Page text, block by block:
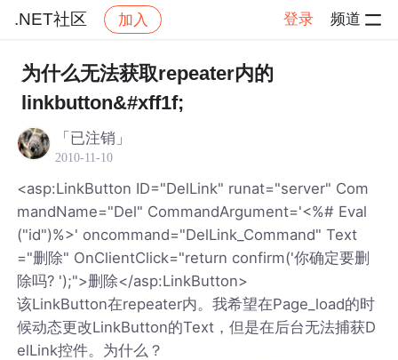
.NET社区 加入 登录 频道
社区 .NET社区
为什么无法获取repeater内的
linkbutton&#xff1f;
「已注销」
2010-11-10
<asp:LinkButton ID="DelLink" runat="server" Com
mandName="Del" CommandArgument='<%# Eval
("id")%>' oncommand="DelLink_Command" Text
="删除" OnClientClick="return confirm('你确定要删
除吗? ');">删除</asp:LinkButton>
该LinkButton在repeater内。我希望在Page_load的时
候动态更改LinkButton的Text，但是在后台无法捕获D
elLink控件。为什么？